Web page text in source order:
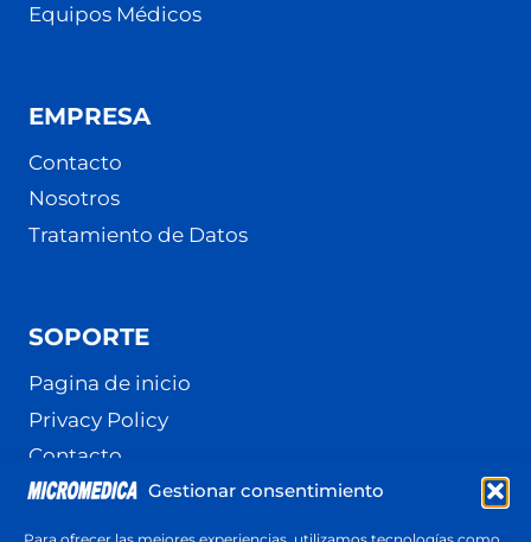
Gestionar consentimiento
Equipos Médicos
EMPRESA
Contacto
Nosotros
Tratamiento de Datos
SOPORTE
Pagina de inicio
Privacy Policy
Contacto
Terminos y Condiciones